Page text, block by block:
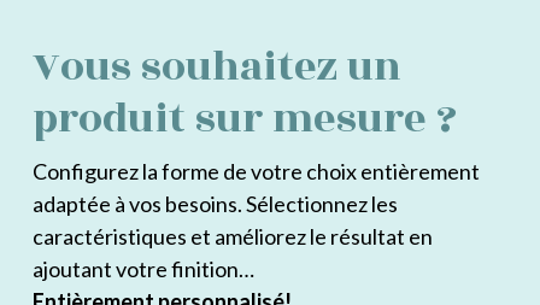
Vous souhaitez un
produit sur mesure ?
Configurez la forme de votre choix entièrement
adaptée à vos besoins. Sélectionnez les
caractéristiques et améliorez le résultat en
ajoutant votre finition…